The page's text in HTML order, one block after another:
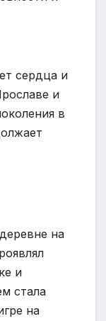
сердца и
и
в
на
и
стала
на